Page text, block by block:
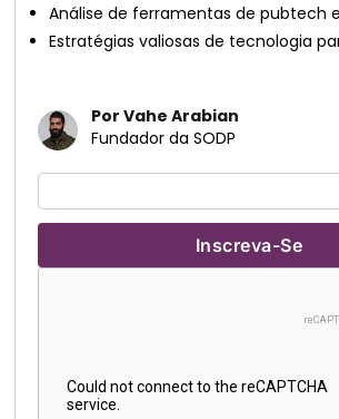
Análise de ferramentas de pubtech
Estratégias valiosas de tecnologia
Por Vahe Arabian
Fundador da SODP